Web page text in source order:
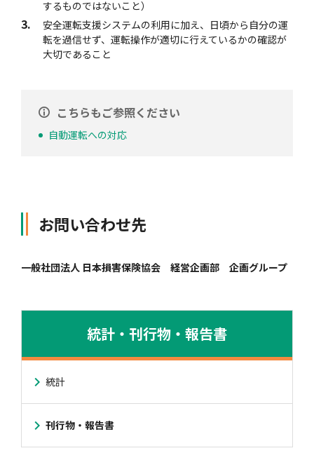
するものではないこと）
3.
安全運転支援システムの利用に加え、日頃から自分の運
転を過信せず、運転操作が適切に行えているかの確認が
大切であること
こちらもご参照ください
自動運転への対応
お問い合わせ先
一般社団法人 日本損害保険協会 経営企画部 企画グループ
統計・刊行物・報告書
統計
刊行物・報告書